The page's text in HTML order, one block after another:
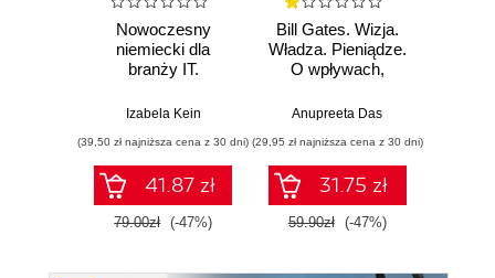
Nowoczesny
niemiecki dla
branży IT.
przykłady i
Izabela Kein
(39,50 zł najniższa cena z 30 dni)
41.87 zł
79.00zł (-47%)
Bill Gates. Wizja.
Władza. Pieniądze.
O wpływach,
niejawne
Anupreeta Das
(29,95 zł najniższa cena z 30 dni)
31.75 zł
59.90zł (-47%)